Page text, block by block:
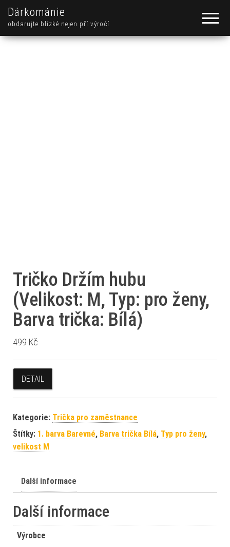
Dárkománie
obdarujte blízké nejen pří výročí
Tričko Držím hubu
(Velikost: M, Typ: pro ženy,
Barva trička: Bílá)
499 Kč
DETAIL
Kategorie: Trička pro zaměstnance
Štítky: 1. barva Barevné, Barva trička Bílá, Typ pro ženy,
velikost M
Další informace
Další informace
Výrobce